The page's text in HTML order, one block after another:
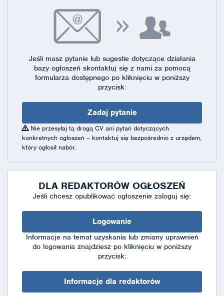
Jeśli masz pytanie lub sugestie dotyczące działania
bazy ogłoszeń skontaktuj się z nami za pomocą
formularza dostępnegopo kliknięciu w poniższy
przycisk:
Zadaj pytanie
Nie przesyłaj tą drogą CV ani pytań dotyczących
konkretnych ogłoszeń – kontaktuj się bezpośrednio z urzędem,
który ogłosił nabór.
DLA REDAKTORÓW OGŁOSZEŃ
Jeśli chcesz opublikować ogłoszenie zaloguj się:
Logowanie
Informacje na temat uzyskania lub zmiany uprawnień
do logowania znajdziesz po kliknięciu w poniższy
przycisk:
Informacje dla redaktorów